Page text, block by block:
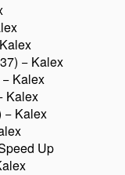
− Kalex
Kalex
Kalex
− Kalex
Up